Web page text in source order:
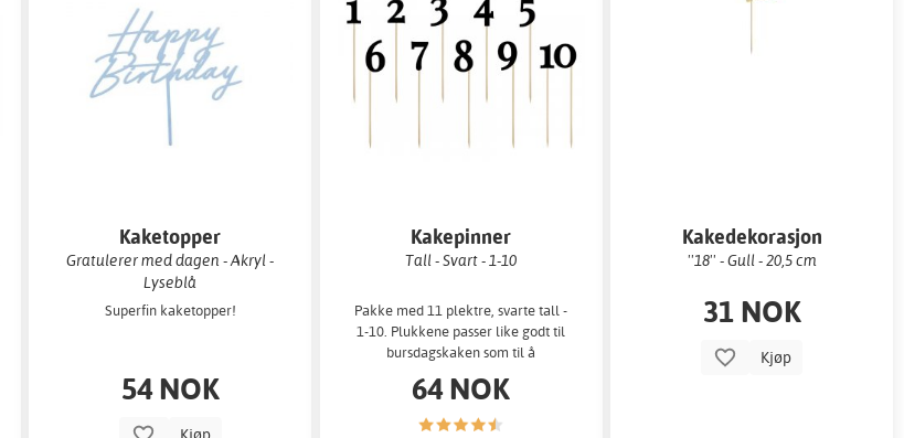
Kaketopper
Gratulerer med dagen - Akryl -
Lyseblå
Superfin kaketopper!
54 NOK
Kjøp
Kakepinner
Tall - Svart - 1-10
Pakke med 11 plektre, svarte tall -
1-10. Plukkene passer like godt til
bursdagskaken som til å
64 NOK
Kakedekorasjon
''18'' - Gull - 20,5 cm
31 NOK
Kjøp